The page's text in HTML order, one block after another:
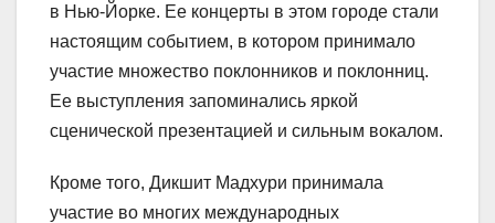
в Нью-Йорке. Ее концерты в этом городе стали
настоящим событием, в котором принимало
участие множество поклонников и поклонниц.
Ее выступления запоминались яркой
сценической презентацией и сильным вокалом.
Кроме того, Дикшит Мадхури принимала
участие во многих международных